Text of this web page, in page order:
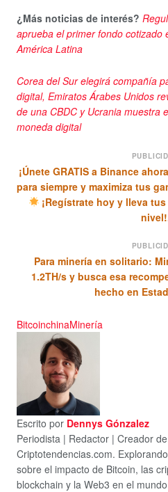
¿Más noticias de interés?
aprueba el primer fondo cotizado
América Latina
Corea del Sur elegirá compañía
digital, Emiratos Árabes Unidos
de una CBDC y Ucrania muestra
moneda digital
¡Únete GRATIS a Binance
para siempre y maximiza tus
¡Regístrate hoy y lleva
Para minería en solitario:
1.2TH/s y busca esa
hecho en
BitcoinchinaMinería
Escrito por Dennys Gónzalez
Periodista | Redactor | Creador
Criptotendencias.com.
sobre el impacto de Bitcoin, las
blockchain y la Web3 en el